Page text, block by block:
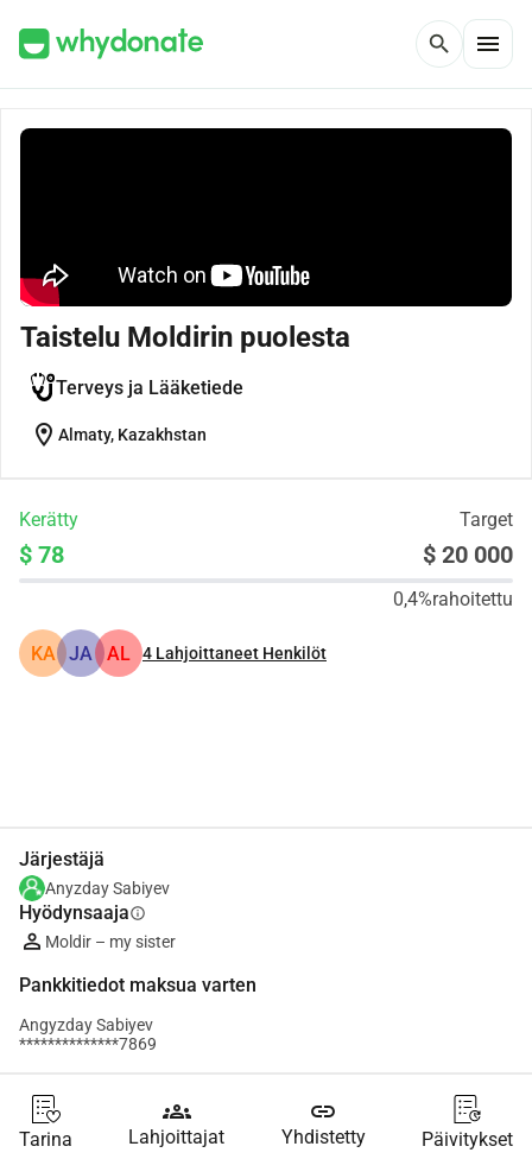
search menu
Taistelu Moldirin puolesta
Terveys ja Lääketiede
location_on Almaty, Kazakhstan
Kerätty Target
$ 78 $ 20 000
0,4%rahoitettu
KA JA AL 4 Lahjoittaneet Henkilöt
Järjestäjä
Anyzday Sabiyev
Hyödynsaajainfo
Moldir – my sister
Pankkitiedot maksua varten
Angyzday Sabiyev
**************7869
Tarina
groups
Lahjoittajat
link
Yhdistetty Päivitykset